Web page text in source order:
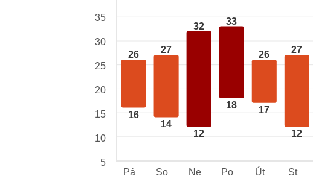
26
16
27
14
32
12
33
18
26
17
27
12
35
30
25
20
15
10
5
Pá
So Ne Po Út St